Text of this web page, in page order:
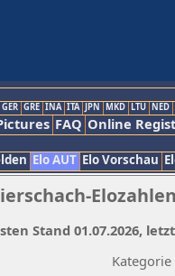
GER GRE INA ITA JPN MKD LTU NED
FAQ Online
Elo AUT Elo Vorschau
Elozahlen
Kategorie
Stand 01.07.2026,